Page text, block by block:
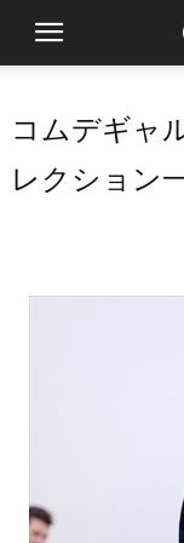
コムデギャ
レクション